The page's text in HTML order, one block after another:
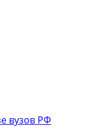
вузов РФ